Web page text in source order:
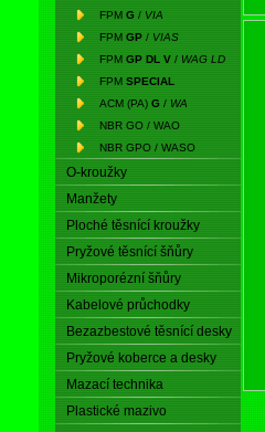
FPM G / VIA
FPM GP / VIAS
FPM GP DL V / WAG LD
FPM SPECIAL
ACM (PA) G / WA
NBR GO / WAO
NBR GPO / WASO
O-kroužky
Manžety
Ploché těsnící kroužky
Pryžové těsnící šňůry
Mikroporézní šňůry
Kabelové průchodky
Bezazbestové těsnící desky
Pryžové koberce a desky
Mazací technika
Plastické mazivo